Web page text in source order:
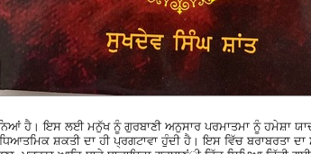
ਹੈ। ਇਸ ਲਈ ਮਨੁੱਖ ਨੂੰ ਗੁਰਬਾਣੀ ਅਨੁਸਾਰ ਪਰਮਾਤਮਾ ਨੂੰ ਹਮੇਸ਼ਾ ਯਾਦ
ਸ਼ਕਤੀ ਦਾ ਹੀ ਪ੍ਰਗਟਾਵਾ ਹੁੰਦੀ ਹੈ। ਇਸ ਵਿੱਚ ਬਰਾਬਰਤਾ ਦਾ